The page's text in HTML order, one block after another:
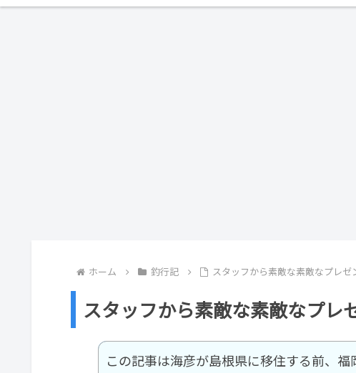
ホーム 釣行記 スタッフから素敵な素敵なプレ
スタッフから素敵な素敵なプ
この記事は海彦が島根県に移住する前、